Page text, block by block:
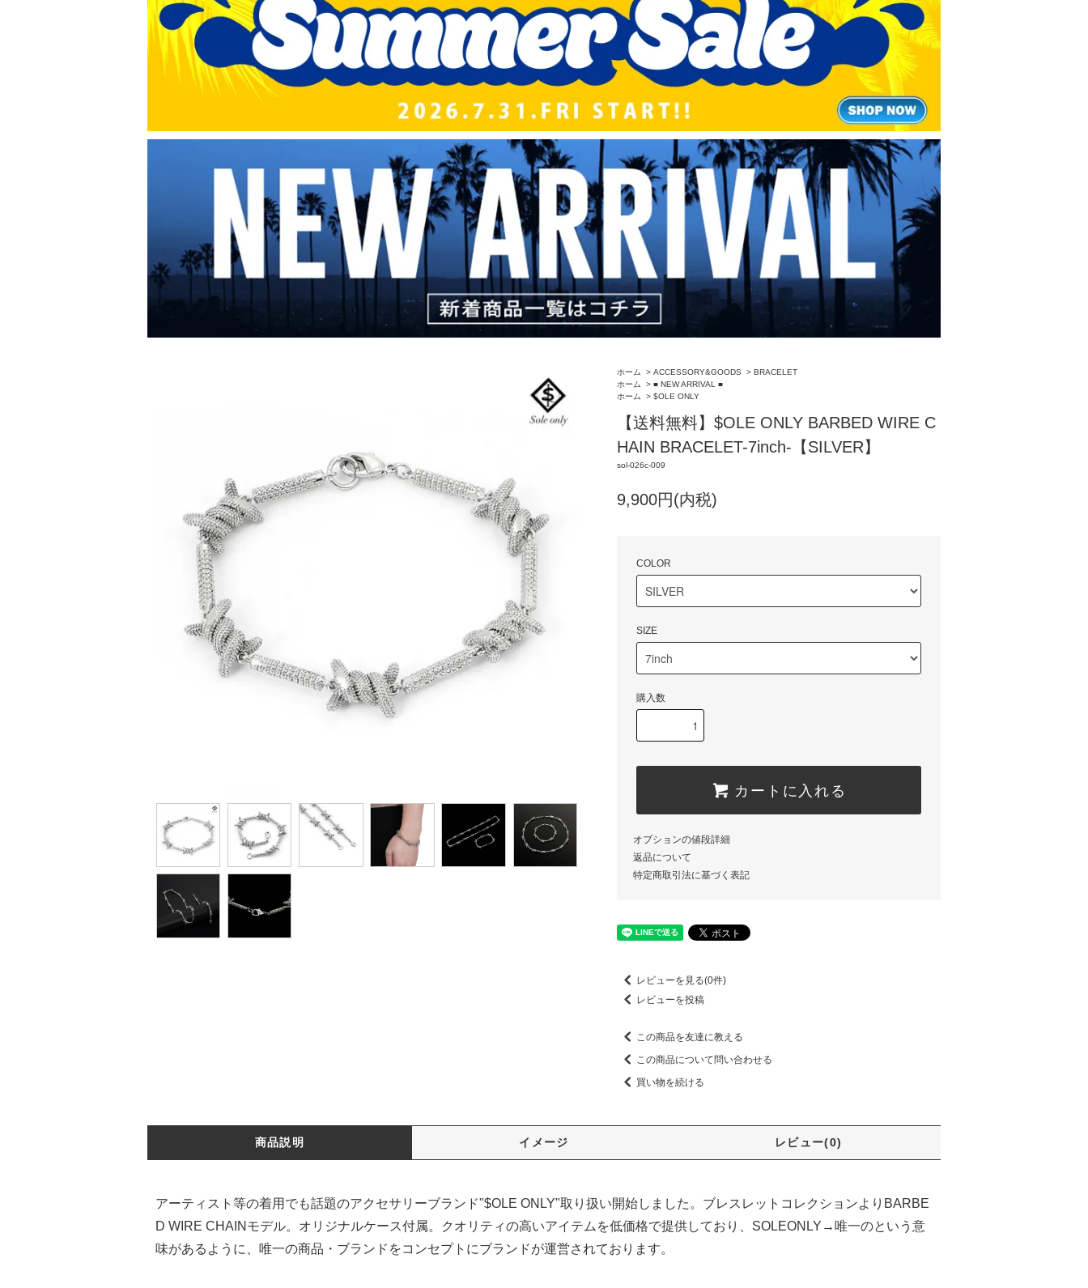
ホーム > ACCESSORY&GOODS > BRACELET
ホーム
> ■ NEW ARRIVAL ■
ホーム
> $OLE ONLY
【送料無料】$OLE ONLY BARBED WIRE C
HAIN BRACELET-7inch-【SILVER】
sol-026c-009
9,900円(内税)
COLOR
SIZE
購入数
カートに入れる
オプションの値段詳細
返品について
特定商取引法に基づく表記
レビューを見る(0件)
レビューを投稿
この商品を友達に教える
この商品について問い合わせる
買い物を続ける
商品説明 イメージ レビュー(0)
アーティスト等の着用でも話題のアクセサリーブランド"$OLE ONLY"取り扱い開始しました。ブレスレットコレクションよりBARBE
D WIRE CHAINモデル。オリジナルケース付属。クオリティの高いアイテムを低価格で提供しており、SOLEONLY→唯一のという意
味があるように、唯一の商品・ブランドをコンセプトにブランドが運営されております。